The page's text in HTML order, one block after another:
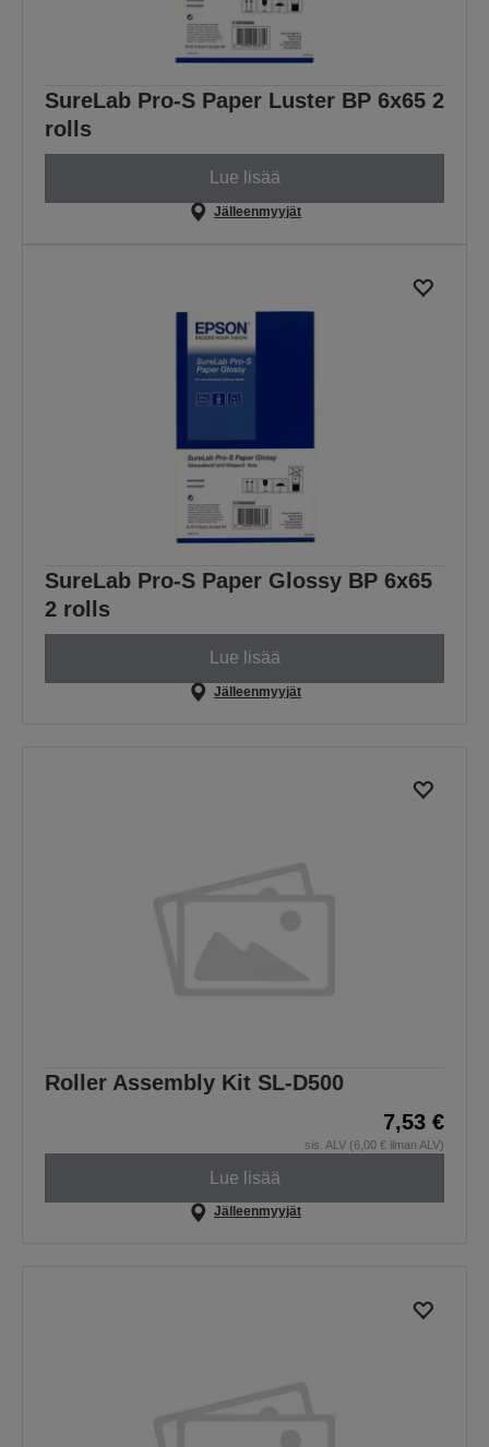
SureLab Pro-S Paper Luster BP 6x65 2
rolls
Lue lisää
Jälleenmyyjät
SureLab Pro-S Paper Glossy BP 6x65
2 rolls
Lue lisää
Jälleenmyyjät
Roller Assembly Kit SL-D500
7,53 €
sis. ALV (6,00 € ilman ALV)
Lue lisää
Jälleenmyyjät